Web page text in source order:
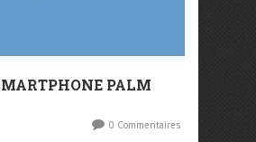
PALM
0 Commentaires